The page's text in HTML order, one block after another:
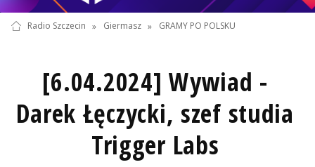
Radio Szczecin » Giermasz » GRAMY PO POLSKU
[6.04.2024] Wywiad -
Darek Łęczycki, szef studia
Trigger Labs